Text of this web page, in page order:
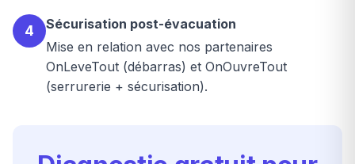
4
Sécurisation post-évacuation
Mise en relation avec nos partenaires
OnLeveTout (débarras) et OnOuvreTout
(serrurerie + sécurisation).